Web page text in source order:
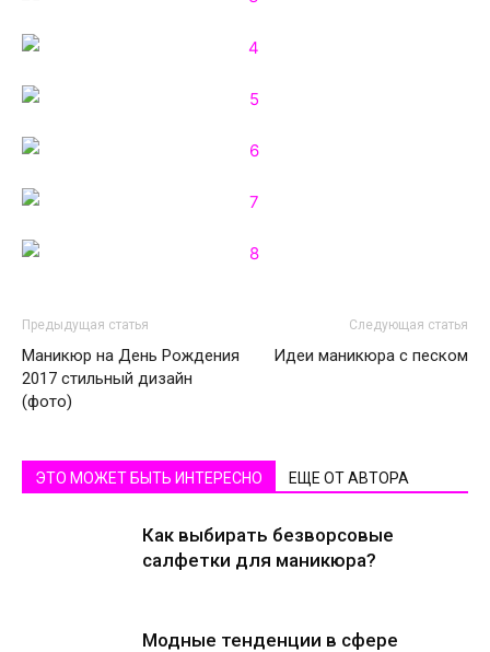
Предыдущая статья
Маникюр на День Рождения
2017 стильный дизайн
(фото)
Следующая статья
Идеи маникюра с песком
ЭТО МОЖЕТ БЫТЬ ИНТЕРЕСНО ЕЩЕ ОТ АВТОРА
Как выбирать безворсовые
салфетки для маникюра?
Модные тенденции в сфере